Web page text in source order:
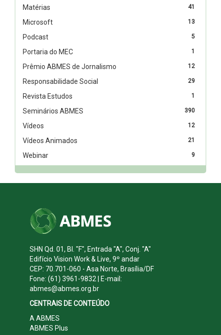
41
Matérias
13
Microsoft
5
Podcast
1
Portaria do MEC
12
Prêmio ABMES de Jornalismo
29
Responsabilidade Social
1
Revista Estudos
390
Seminários ABMES
12
Vídeos
21
Vídeos Animados
9
Webinar
SHN Qd. 01, Bl. "F", Entrada "A", Conj. "A"
Edifício Vision Work & Live, 9º andar
CEP: 70.701-060 - Asa Norte, Brasília/DF
Fone: (61) 3961-9832 | E-mail:
abmes@abmes.org.br
CENTRAIS DE CONTEÚDO
A ABMES
ABMES Plus